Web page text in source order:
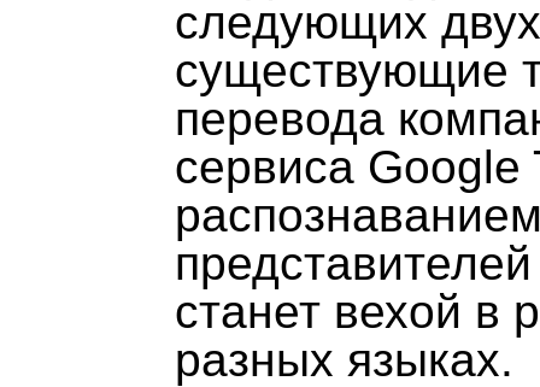
следующих
существующие
перевода
сервиса Google
станет вехой в
разных языках.